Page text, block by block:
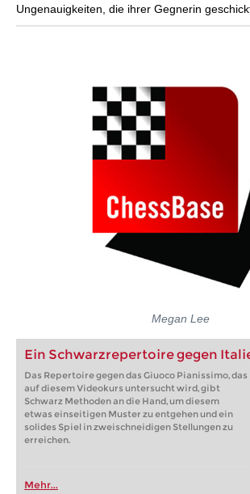
Ungenauigkeiten, die ihrer Gegnerin
Megan Lee
Ein Schwarzrepertoire gegen
Das Repertoire gegen das Giuoco Pianissimo, das
auf diesem Videokurs untersucht wird, gibt
Schwarz Methoden an die Hand, um diesem
etwas einseitigen Muster zu entgehen und ein
solides Spiel in zweischneidigen Stellungen zu
erreichen.
Mehr...